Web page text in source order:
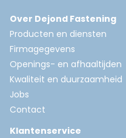
Over Dejond Fastening
Producten en diensten
Firmagegevens
Openings- en afhaaltijden
Kwaliteit en duurzaamheid
Jobs
Contact
Klantenservice